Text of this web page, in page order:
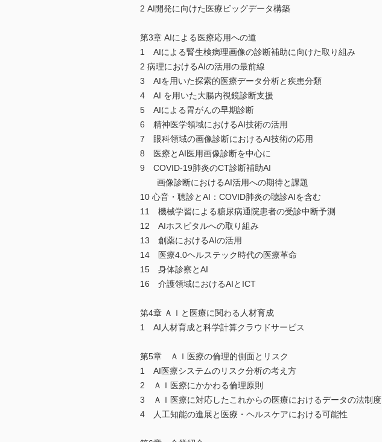
2 AI開発に向けた医療ビッグデータ構築
第3章 AIによる医療応用への道
1 AIによる腎生検病理画像の診断補助に向けた取り組み
2 病理におけるAIの活用の最前線
3 AIを用いた探索的医療データ分析と疾患分類
4 AI を用いた大腸内視鏡診断支援
5 AIによる胃がんの早期診断
6 精神医学領域におけるAI技術の活用
7 眼科領域の画像診断におけるAI技術の応用
8 医療とAI医用画像診断を中心に
9 COVID-19肺炎のCT診断補助AI
画像診断におけるAI活用への期待と課題
10 心音・聴診とAI：COVID肺炎の聴診AIを含む
11 機械学習による糖尿病通院患者の受診中断予測
12 AIホスピタルへの取り組み
13 創薬におけるAIの活用
14 医療4.0ヘルステック時代の医療革命
15 身体診察とAI
16 介護領域におけるAIとICT
第4章 ＡＩと医療に関わる人材育成
1 AI人材育成と科学計算クラウドサービス
第5章 ＡＩ医療の倫理的側面とリスク
1 AI医療システムのリスク分析の考え方
2 ＡＩ医療にかかわる倫理原則
3 ＡＩ医療に対応したこれからの医療におけるデータの法制度
4 人工知能の進展と医療・ヘルスケアにおける可能性